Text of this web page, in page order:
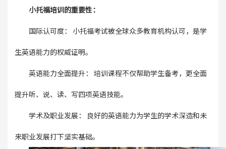
小托福培训的重要性：
国际认可度： 小托福考试被全球众多教育机构认可，是学
生英语能力的权威证明。
英语能力全面提升： 培训课程不仅帮助学生备考，更全面
提升听、说、读、写四项英语技能。
学术及职业发展： 良好的英语能力为学生的学术深造和未
来职业发展打下坚实基础。